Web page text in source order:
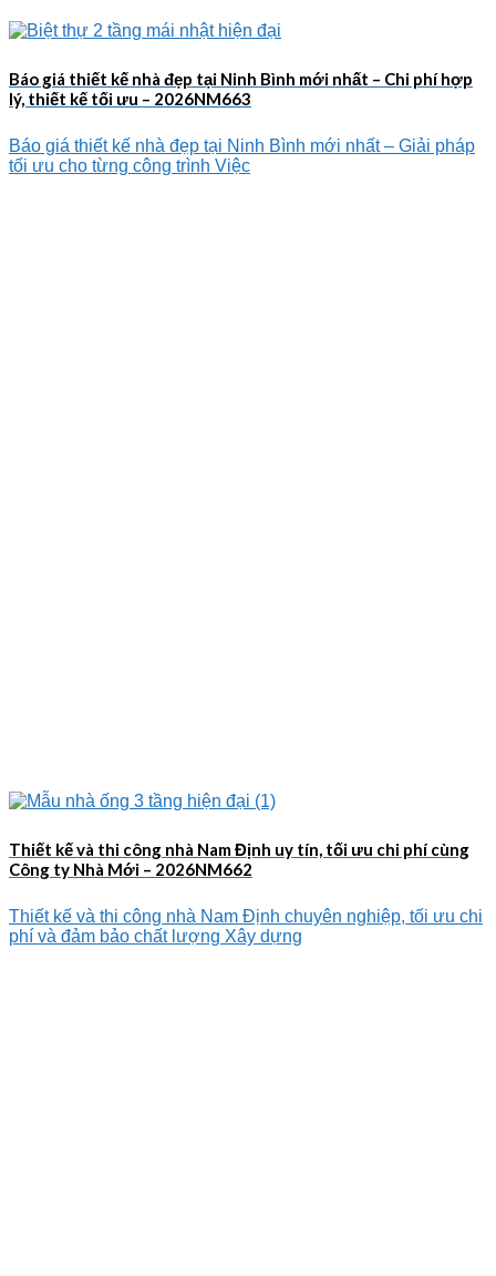
Báo giá thiết kế nhà đẹp tại Ninh Bình mới nhất – Chi phí hợp
lý, thiết kế tối ưu – 2026NM663
Báo giá thiết kế nhà đẹp tại Ninh Bình mới nhất – Giải pháp
tối ưu cho từng công trình Việc
Thiết kế và thi công nhà Nam Định uy tín, tối ưu chi phí cùng
Công ty Nhà Mới – 2026NM662
Thiết kế và thi công nhà Nam Định chuyên nghiệp, tối ưu chi
phí và đảm bảo chất lượng Xây dựng